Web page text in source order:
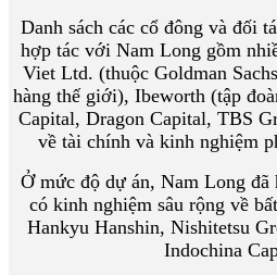
Danh sách các cổ đông và đối
hợp tác với Nam Long gồm
Viet Ltd. (thuộc Goldman
hàng thế giới), Ibeworth (tập
Capital, Dragon Capital, TBS
về tài chính và kinh nghiệm
Ở mức độ dự án, Nam Long đã
có kinh nghiệm sâu rộng về
Hankyu Hanshin, Nishitetsu
Indochina